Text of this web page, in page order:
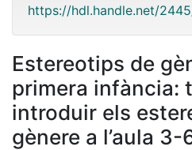
https://hdl.handle.net/
Estereotips de
primera infància:
introduir els
gènere a l’aula 3-